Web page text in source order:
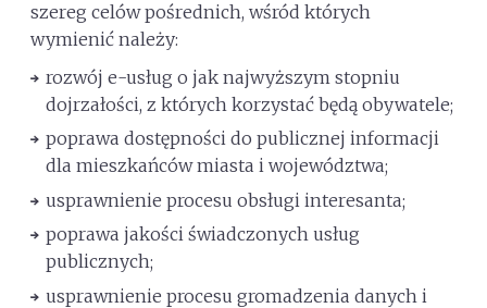
szereg celów pośrednich, wśród których
wymienić należy:
rozwój e-usług o jak najwyższym stopniu
dojrzałości, z których korzystać będą obywatele;
poprawa dostępności do publicznej informacji
dla mieszkańców miasta i województwa;
usprawnienie procesu obsługi interesanta;
poprawa jakości świadczonych usług
publicznych;
usprawnienie procesu gromadzenia danych i